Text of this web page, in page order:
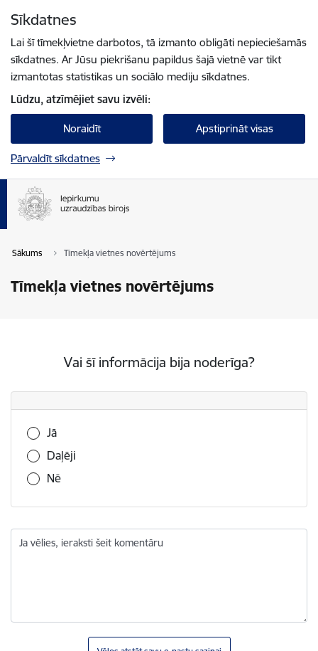
Sīkdatnes
Lai šī tīmekļvietne darbotos, tā izmanto obligāti nepieciešamās
sīkdatnes. Ar Jūsu piekrišanu papildus šajā vietnē var tikt
izmantotas statistikas un sociālo mediju sīkdatnes.
Lūdzu, atzīmējiet savu izvēli:
Noraidīt Apstiprināt visas
Pārvaldīt sīkdatnes
Sākums Tīmekļa vietnes novērtējums
Tīmekļa vietnes novērtējums
Vai šī informācija bija noderīga?
Vai šī informācija bija noderīga?
Jā
Daļēji
Nē
Ja vēlies, ieraksti šeit komentāru